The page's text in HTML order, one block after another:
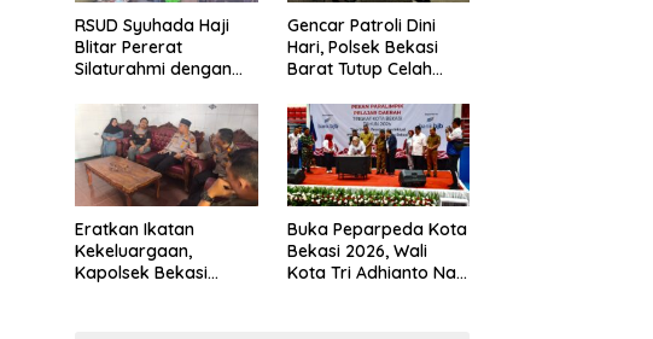
RSUD Syuhada Haji
Blitar Pererat
Silaturahmi dengan
Program Kunjungan
Rumah
Gencar Patroli Dini
Hari, Polsek Bekasi
Barat Tutup Celah
dan Ancaman
Tawuran
Eratkan Ikatan
Kekeluargaan,
Kapolsek Bekasi
Buka Peparpeda Kota
Bekasi 2026, Wali
Kota Tri Adhianto Naik